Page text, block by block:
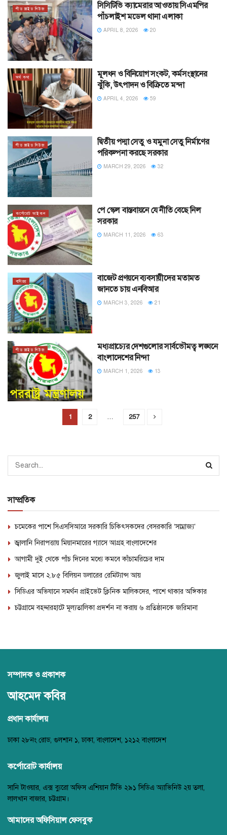
লীড স্লাইড নিউজ
সিসিটিভি ক্যামেরার আওতায় সিএমপির
পাঁচলাইশ মডেল থানা এলাকা
APRIL 8, 2026 20
অর্থ কথা
মূলধন ও বিনিয়োগ সংকট, কর্মসংস্থানের
ঝুঁকি, উৎপাদন ও বিক্রিতে মন্দা
APRIL 4, 2026 59
লীড স্লাইড নিউজ
দ্বিতীয় পদ্মা সেতু ও যমুনা সেতু নির্মাণের
পরিকল্পনা করছে সরকার
MARCH 29, 2026 32
কর্পোরেট আইকন
পে স্কেল বাস্তবায়নে যে নীতি বেছে নিল
সরকার
MARCH 11, 2026 63
বাণিজ্য
বাজেট প্রণয়নে ব্যবসায়ীদের মতামত
জানতে চায় এনবিআর
MARCH 3, 2026 21
লীড স্লাইড নিউজ
মধ্যপ্রাচ্যের দেশগুলোর সার্বভৌমত্ব লঙ্ঘনে
বাংলাদেশের নিন্দা
MARCH 1, 2026 13
1 2 … 257
সাম্প্রতিক
চমেকের পাশে সিএসসিআরে সরকারি চিকিৎসকদের বেসরকারি ‘সাম্রাজ্য’
জ্বালানি নিরাপত্তায় মিয়ানমারের গ্যাসে আগ্রহ বাংলাদেশের
আগামী দুই থেকে পাঁচ দিনের মধ্যে কমবে কাঁচামরিচের দাম
জুলাই মাসে ২.৮৫ বিলিয়ন ডলারের রেমিট্যান্স আয়
সিডিএর অভিযানে সমর্থন প্রাইভেট ক্লিনিক মালিকদের, পাশে থাকার অঙ্গিকার
চট্টগ্রামে বহদ্দারহাটে মূল্যতালিকা প্রদর্শন না করায় ৬ প্রতিষ্ঠানকে জরিমানা
সম্পাদক ও প্রকাশক
আহমেদ কবির
প্রধান কার্যালয়
ঢাকা ২৮নং রোড, গুলশান ১, ঢাকা, বাংলাদেশ, ১২১২ বাংলাদেশ
কর্পোরোট কার্যালয়
সানি টাওয়ার, এক্স ব্যুরো অফিস এশিয়ান টিভি ২৯১ সিডিএ অ্যাভিনিউ ২য় তলা,
লালখান বাজার, চট্টগ্রাম।
আমাদের অফিসিয়াল ফেসবুক